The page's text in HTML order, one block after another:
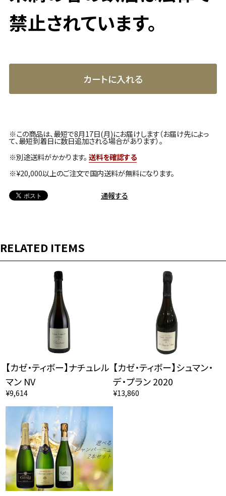
禁止されています。
カートに入れる
※この商品は、最短で8月17日(月)にお届けします（お届け先によっ
て、最短到着日に数日追加される場合があります）。
※別途送料がかかります。 送料を確認する
※¥20,000以上のご注文で国内送料が無料になります。
通報する
RELATED ITEMS
【カゼ・ティボー】ナチュレル
マン NV
¥9,614
【カゼ・ティボー】シュマン・
デ・プラン 2020
¥13,860